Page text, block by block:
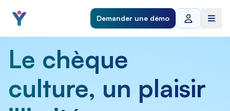
Demander une démo
Le chèque
culture, un plaisir